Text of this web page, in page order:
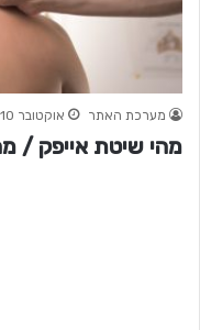
מערכת האתר אוקטובר 10, 2019
מהי שיטת אייפק /